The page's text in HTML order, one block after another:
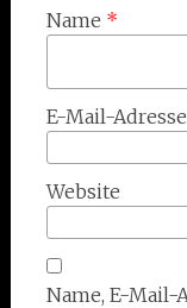
Name *
E-Mail-Adresse
Website
Name, E-Mail-